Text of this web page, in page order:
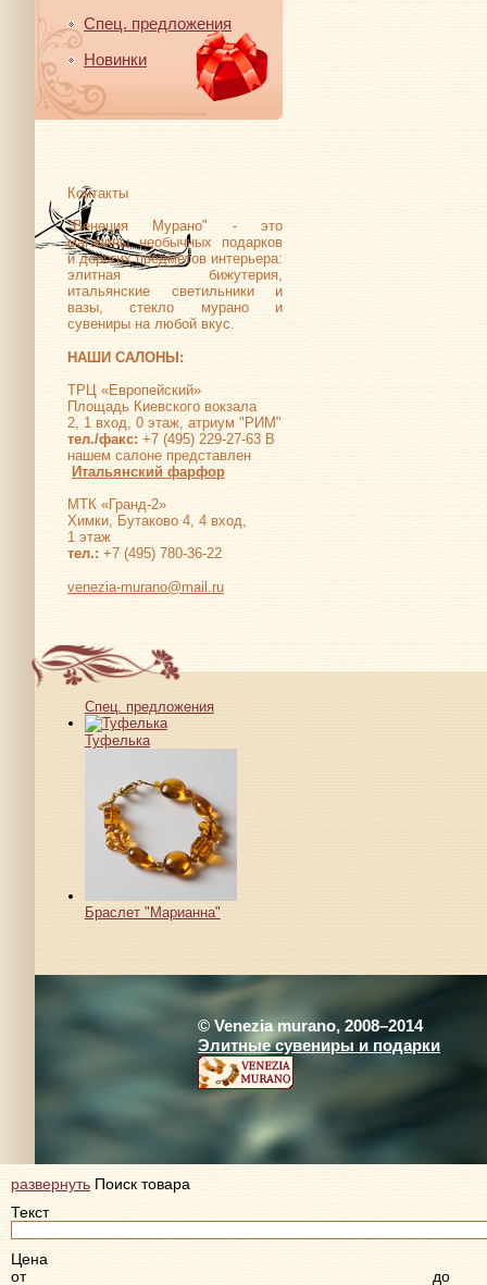
Спец. предложения
Новинки
Контакты
"Венеция Мурано" - это
магазины необычных подарков
и дорогих предметов интерьера:
элитная бижутерия,
итальянские светильники и
вазы, стекло мурано и
сувениры на любой вкус.
НАШИ САЛОНЫ:
ТРЦ «Европейский»
Площадь Киевского вокзала
2, 1 вход, 0 этаж, атриум "РИМ"
тел./факс: +7 (495) 229-27-63 В
нашем салоне представлен
Итальянский фарфор
МТК «Гранд-2»
Химки, Бутаково 4, 4 вход,
1 этаж
тел.: +7 (495) 780-36-22
venezia-murano@mail.ru
Спец. предложения
Туфелька
Браслет "Марианна"
© Venezia murano, 2008–2014
Элитные сувениры и подарки
развернуть Поиск товара
Текст
Цена
от
до